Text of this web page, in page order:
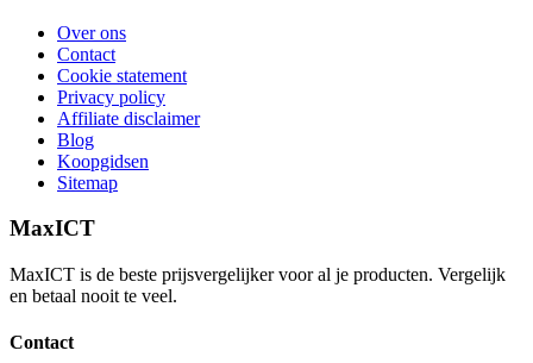
Over ons
Contact
Cookie statement
Privacy policy
Affiliate disclaimer
Blog
Koopgidsen
Sitemap
MaxICT
MaxICT is de beste prijsvergelijker voor al je producten. Vergelijk
en betaal nooit te veel.
Contact